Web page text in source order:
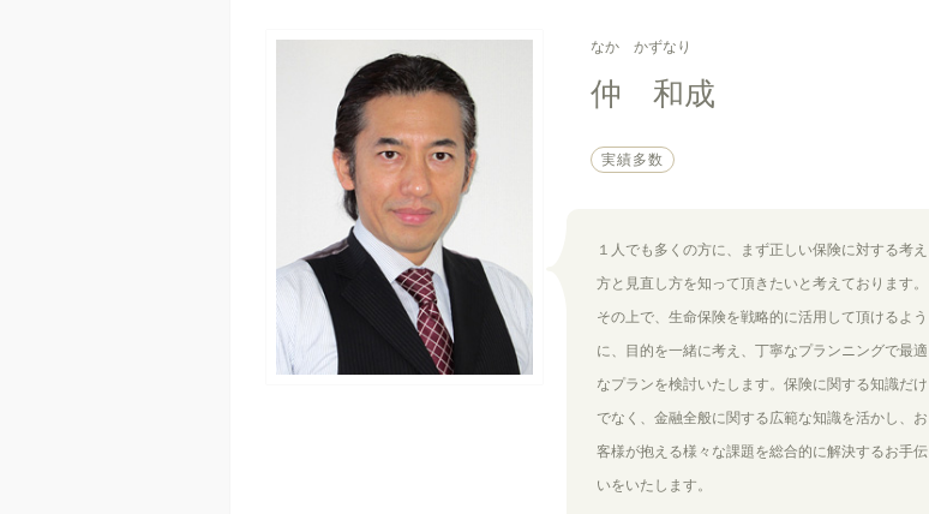
仲 和成
なか かずなり
実績多数
１人でも多くの方に、まず正しい保険に対する考え
方と見直し方を知って頂きたいと考えております。
その上で、生命保険を戦略的に活用して頂けるよう
に、目的を一緒に考え、丁寧なプランニングで最適
なプランを検討いたします。保険に関する知識だけ
でなく、金融全般に関する広範な知識を活かし、お
客様が抱える様々な課題を総合的に解決するお手伝
いをいたします。